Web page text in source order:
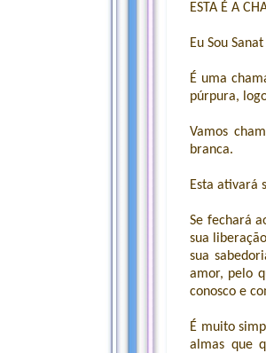
ESTA É A
Eu Sou
É uma
púrpura,
Vamos
branca.
Esta ativará
Se fechará
sua
sua
amor, pelo
conosco e
É muito
almas que